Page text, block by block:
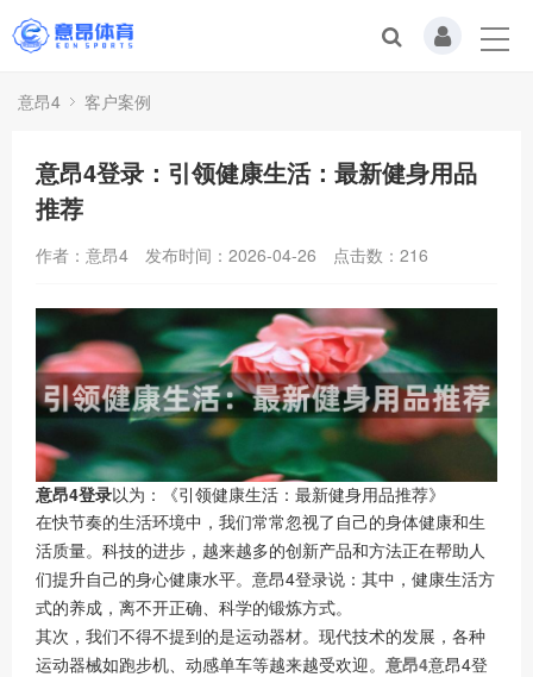
意昂4 客户案例
意昂4登录：引领健康生活：最新健身用品
推荐
作者：意昂4 发布时间：2026-04-26 点击数： 216
意昂4登录以为：《引领健康生活：最新健身用品推荐》
在快节奏的生活环境中，我们常常忽视了自己的身体健康和生
活质量。科技的进步，越来越多的创新产品和方法正在帮助人
们提升自己的身心健康水平。意昂4登录说：其中，健康生活方
式的养成，离不开正确、科学的锻炼方式。
其次，我们不得不提到的是运动器材。现代技术的发展，各种
运动器械如跑步机、动感单车等越来越受欢迎。 意昂4意昂4登